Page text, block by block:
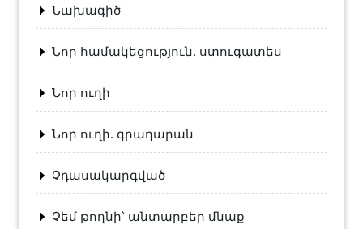
Նախագիծ
Նոր համակեցություն. ստուգատես
Նոր ուղի
Նոր ուղի. գրադարան
Չդասակարգված
Չեմ թողնի՝ անտարբեր մնաք